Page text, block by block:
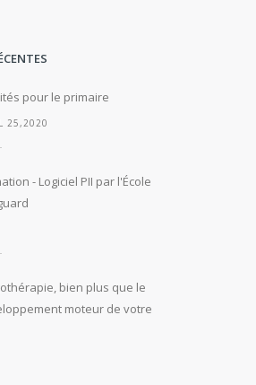
pour le primaire
25,2020
- Logiciel PII par l'École
bien plus que le
moteur de votre